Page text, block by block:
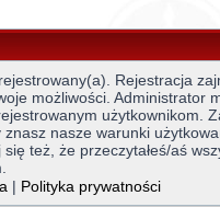
Rejestracja
możliwości. Administrator
użytkownikom.
nasze warunki
też, że przeczytałeś/aś
| Polityka prywatności